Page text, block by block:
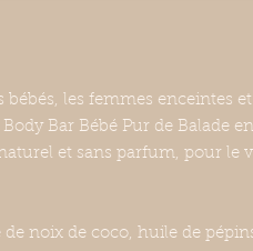
bébés, les femmes enceintes
Bar Bébé Pur de Balade
et sans parfum, pour le
noix de coco, huile de